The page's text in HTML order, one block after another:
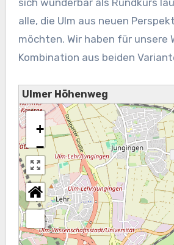
sich wunderbar als Rundkurs
alle, die Ulm aus neuen
möchten. Wir haben für unsere
Kombination aus beiden
Ulmer Höhenweg
+
−